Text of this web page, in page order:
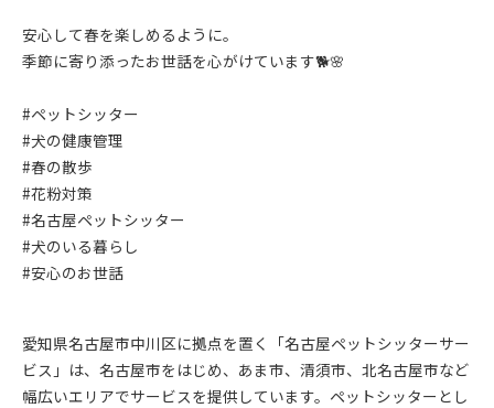
安心して春を楽しめるように。
季節に寄り添ったお世話を心がけています🐕🌸
#ペットシッター
#犬の健康管理
#春の散歩
#花粉対策
#名古屋ペットシッター
#犬のいる暮らし
#安心のお世話
愛知県名古屋市中川区に拠点を置く「名古屋ペットシッターサー
ビス」は、名古屋市をはじめ、あま市、清須市、北名古屋市など
幅広いエリアでサービスを提供しています。ペットシッターとし